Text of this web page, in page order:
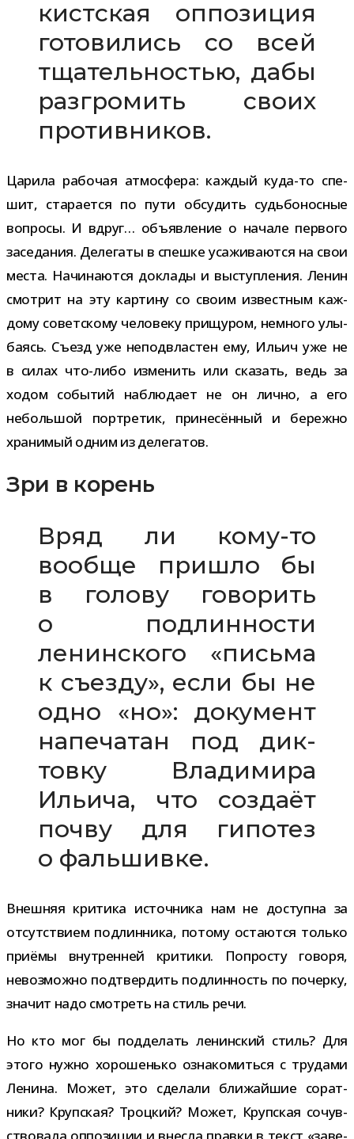
кист­ская оппо­зи­ция
гото­ви­лись со всей
тща­тель­но­стью, дабы
раз­гро­мить своих
противников.
Царила рабо­чая атмо­сфера: каж­дый куда-​то спе­
шит, ста­ра­ется по пути обсу­дить судь­бо­нос­ные
вопросы. И вдруг… объ­яв­ле­ние о начале пер­вого
засе­да­ния. Делегаты в спешке уса­жи­ва­ются на свои
места. Начинаются доклады и выступ­ле­ния. Ленин
смот­рит на эту кар­тину со своим извест­ным каж­
дому совет­скому чело­веку при­щу­ром, немного улы­
ба­ясь. Съезд уже непод­вла­стен ему, Ильич уже не
в силах что-​либо изме­нить или ска­зать, ведь за
ходом собы­тий наблю­дает не он лично, а его
неболь­шой порт­ре­тик, при­не­сён­ный и бережно
хра­ни­мый одним из делегатов.
Зри в корень
Вряд ли кому-​то
вообще при­шло бы
в голову гово­рить
о под­лин­но­сти
ленин­ского «письма
к съезду», если бы не
одно «но»: доку­мент
напе­ча­тан под дик­
товку Владимира
Ильича, что создаёт
почву для гипо­тез
о фальшивке.
Внешняя кри­тика источ­ника нам не доступна за
отсут­ствием под­лин­ника, потому оста­ются только
при­ёмы внут­рен­ней кри­тики. Попросту говоря,
невоз­можно под­твер­дить под­лин­ность по почерку,
зна­чит надо смот­реть на стиль речи.
Но кто мог бы под­де­лать ленин­ский стиль? Для
этого нужно хоро­шенько озна­ко­миться с тру­дами
Ленина. Может, это сде­лали бли­жай­шие сорат­
ники? Крупская? Троцкий? Может, Крупская сочув­